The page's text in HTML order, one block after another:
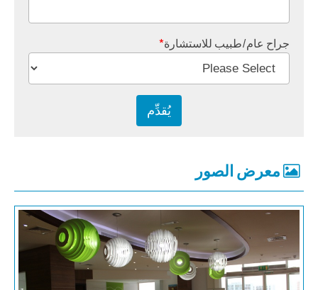
جراح عام/طبيب للاستشارة*
معرض الصور